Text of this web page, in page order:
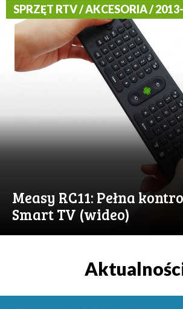
SPRZĘT RTV / AKCESORIA /
Measy RC11: Pełna
Smart TV (wideo)